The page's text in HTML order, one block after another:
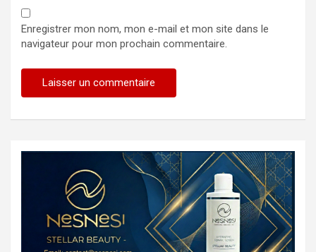
Enregistrer mon nom, mon e-mail et mon site dans le
navigateur pour mon prochain commentaire.